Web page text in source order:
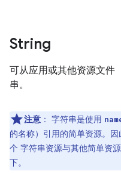
String
可从应用或其他资源文件
串。
注意 ： 字符串是使用
的名称）引用的简单资源。
个 字符串资源与其他简单资
下。